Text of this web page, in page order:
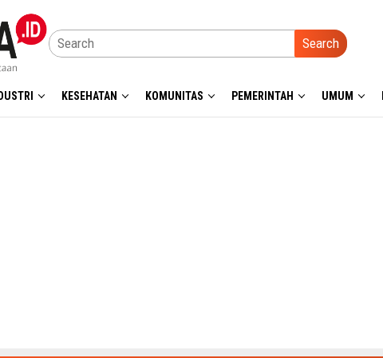
Search
KESEHATAN KOMUNITAS PEMERINTAH UMUM